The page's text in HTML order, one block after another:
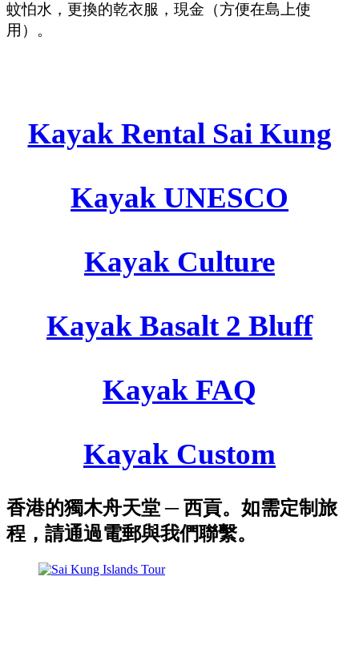
蚊怕水，更換的乾衣服，現金（方便在島上使
用）。
Kayak Rental Sai Kung
Kayak UNESCO
Kayak Culture
Kayak Basalt 2 Bluff
Kayak FAQ
Kayak Custom
香港的獨木舟天堂 ─ 西貢。如需定制旅
程，請通過電郵與我們聯繫。